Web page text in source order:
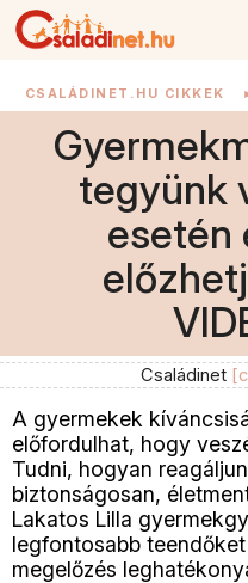
CSALÁDINET.HU CIKKEK
tegyünk
esetén
Családinet
A gyermekek
előfordulhat, hogy
Tudni, hogyan
biztonságosan,
Lakatos Lilla
legfontosabb
megelőzés